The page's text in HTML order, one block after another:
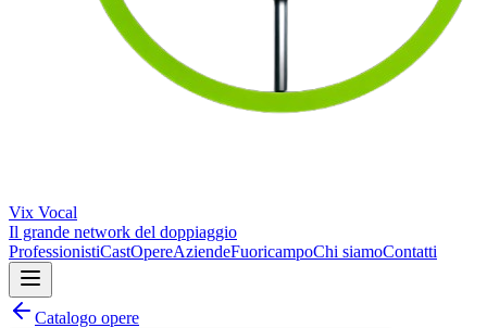
Vix Vocal
Il grande network del doppiaggio
ProfessionistiCastOpereAziendeFuoricampoChi siamoContatti
Catalogo opere